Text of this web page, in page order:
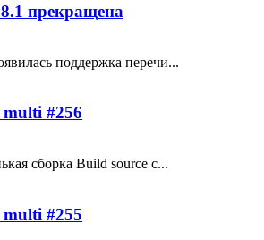
прекращена
поддержка перечи...
multi #256
сборка Build source c...
multi #255